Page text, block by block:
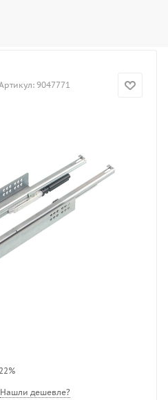
9047771
Нашли дешевле?